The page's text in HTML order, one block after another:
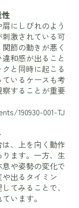
にしびれのよう
激されている可
節の動きが悪く
和感が出ること
と同時に起こる
いるケースも考
することが重要
190930-001-TJ
、上を向く動作
ます。一方、生
や姿勢の変化で
出るタイミン
てみることで、
います。